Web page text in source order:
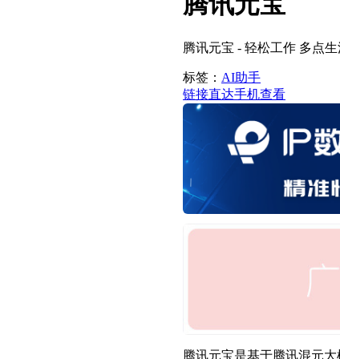
腾讯元宝 - 轻松工作 多点生
标签： AI助手
链接直达手机查看
腾讯元宝是基于腾讯混元